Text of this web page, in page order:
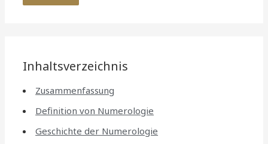
Inhaltsverzeichnis
Zusammenfassung
Definition von Numerologie
Geschichte der Numerologie